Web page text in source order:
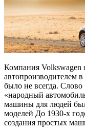
Компания Volkswagen
автопроизводителем
было не всегда. Слово
«народный
машины для людей
моделей До 1930-х
создания простых